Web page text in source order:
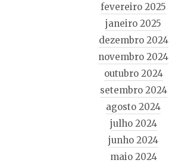
fevereiro 2025
janeiro 2025
dezembro 2024
novembro 2024
outubro 2024
setembro 2024
agosto 2024
julho 2024
junho 2024
maio 2024